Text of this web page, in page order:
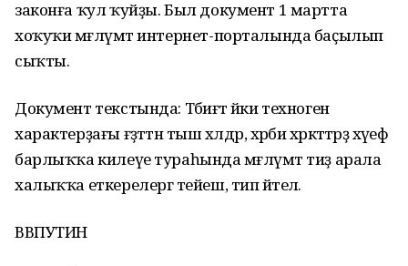
законға ҡул ҡуйҙы. Был документ 1 мартта
хоҡуҡи мәғлүмәт интернет-порталында баҫылып
сыҡты.
Документ текстында: Тәбиғәт йәки техноген
характерҙағы ғәҙәттән тыш хәлдәр, хәрби хәрәкәттәрҙә хәүеф
барлыҡҡа килеүе тураһында мәғлүмәт тиҙ арала
халыҡҡа еткерелергә тейеш, тип әйтелә.
ВВПУТИН